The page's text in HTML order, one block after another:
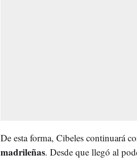
De esta forma, Cibeles continuará
madrileñas. Desde que llegó al